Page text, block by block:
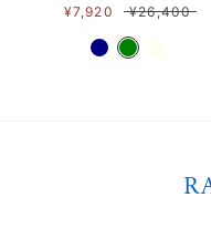
¥7,920
¥26,400